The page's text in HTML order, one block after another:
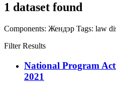
1 dataset found
Components: Жендэр Tags: law
Filter Results
National Program
2021